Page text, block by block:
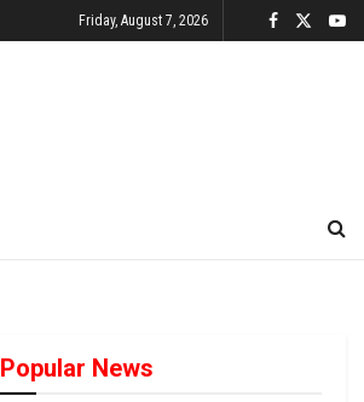
Friday, August 7, 2026
Popular News